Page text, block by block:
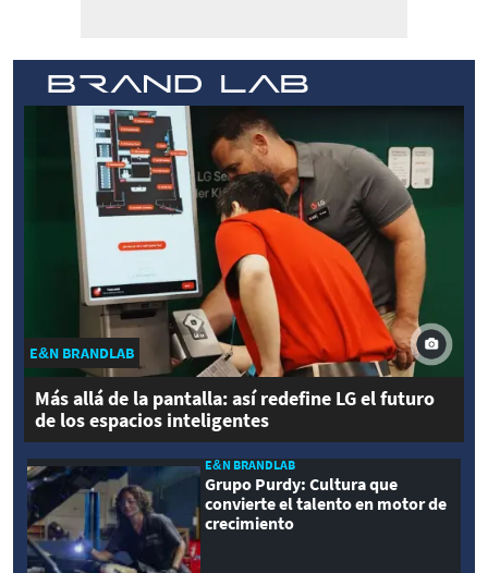
E&N BRANDLAB
Más allá de la pantalla: así redefine LG el futuro
de los espacios inteligentes
E&N BRANDLAB
Grupo Purdy: Cultura que
convierte el talento en motor de
crecimiento